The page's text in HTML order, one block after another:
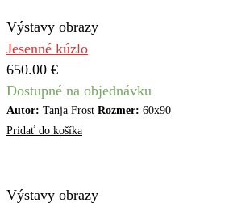
Výstavy obrazy
Jesenné kúzlo
650.00 €
Dostupné na objednávku
Autor: Tanja Frost Rozmer: 60x90
Pridať do košíka
Výstavy obrazy